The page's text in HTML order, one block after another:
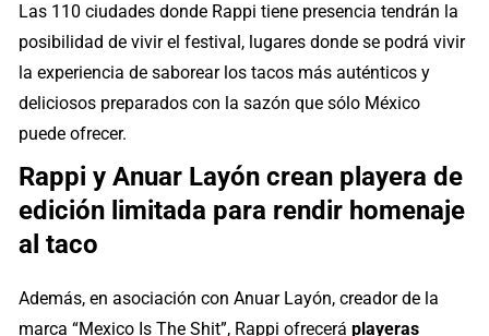
Las 110 ciudades donde Rappi tiene presencia tendrán la
posibilidad de vivir el festival, lugares donde se podrá vivir
la experiencia de saborear los tacos más auténticos y
deliciosos preparados con la sazón que sólo México
puede ofrecer.
Rappi y Anuar Layón crean playera de
edición limitada para rendir homenaje
al taco
Además, en asociación con Anuar Layón, creador de la
marca “Mexico Is The Shit”, Rappi ofreceráplayeras